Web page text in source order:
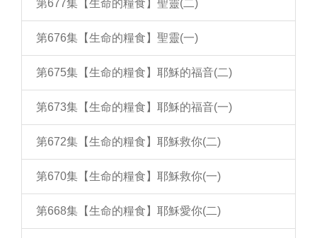
第677集【生命的糧食】聖靈(二)
第676集【生命的糧食】聖靈(一)
第675集【生命的糧食】耶穌的福音(二)
第673集【生命的糧食】耶穌的福音(一)
第672集【生命的糧食】耶穌救你(二)
第670集【生命的糧食】耶穌救你(一)
第668集【生命的糧食】耶穌愛你(二)